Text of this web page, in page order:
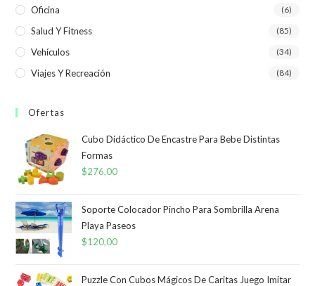
Oficina (6)
Salud Y Fitness (85)
Vehículos (34)
Viajes Y Recreación (84)
Ofertas
Cubo Didáctico De Encastre Para Bebe Distintas
Formas
$276,00
Soporte Colocador Pincho Para Sombrilla Arena
Playa Paseos
$120,00
Puzzle Con Cubos Mágicos De Caritas Juego Imitar